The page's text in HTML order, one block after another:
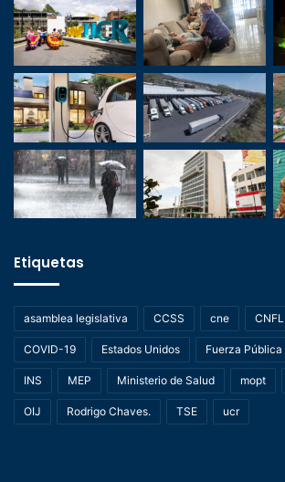
Etiquetas
asamblea legislativa CCSS cne CNFL
COVID-19 Estados Unidos Fuerza Pública
INS MEP Ministerio de Salud mopt
OIJ Rodrigo Chaves. TSE ucr